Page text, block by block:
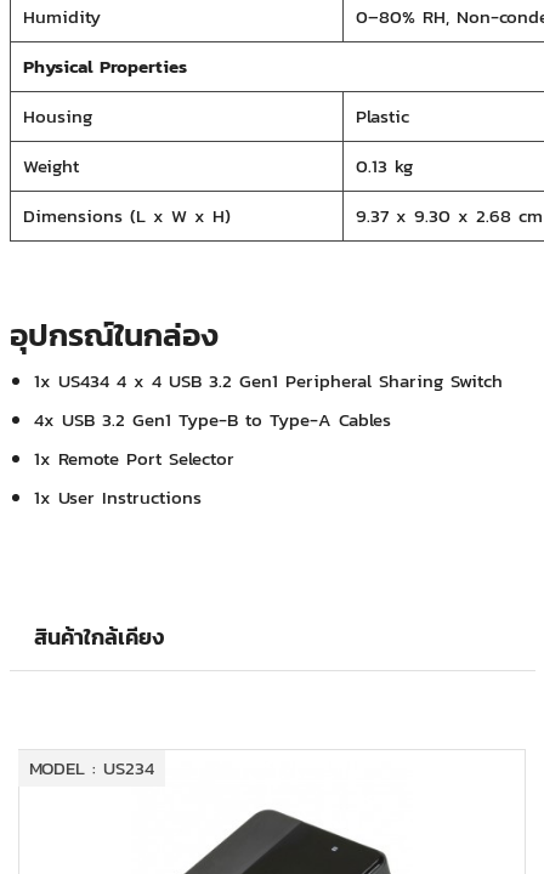
Humidity
0–80% RH, Non-
Physical Properties
Housing
Plastic
Weight
0.13 kg
Dimensions (L x W x H) 9.37 x 9.30 x 2.68 cm
อุปกรณ์ในกล่อง
1x US434 4 x 4 USB 3.2 Gen1 Peripheral Sharing Switch
4x USB 3.2 Gen1 Type-B to Type-A Cables
1x Remote Port Selector
1x User Instructions
สินค้าใกล้เคียง
MODEL : US234